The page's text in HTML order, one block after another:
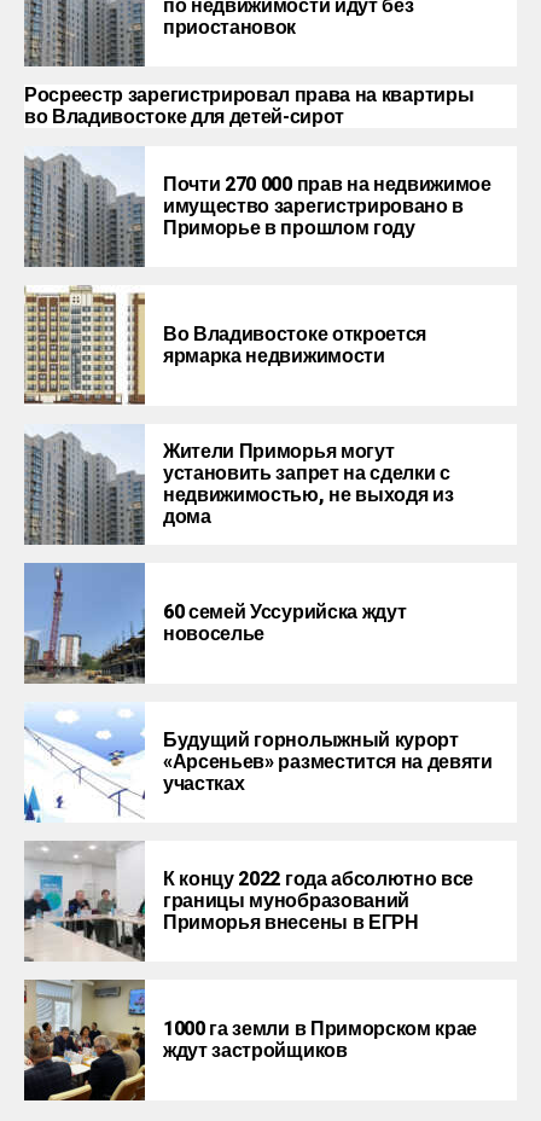
приостановок
Росреестр зарегистрировал права на квартиры
во Владивостокедля детей-сирот
Почти 270 000 прав на недвижимое
имущество зарегистрировано в
Приморье в прошлом году
Во Владивостоке откроется
ярмарка недвижимости
Жители Приморья могут
установить запрет на сделки с
недвижимостью, не выходя из
дома
60 семей Уссурийска ждут
новоселье
Будущий горнолыжный курорт
«Арсеньев» разместится на девяти
участках
К концу 2022 года абсолютно все
границы мунобразований
Приморья внесены в ЕГРН
1000 га земли в Приморском крае
ждут застройщиков